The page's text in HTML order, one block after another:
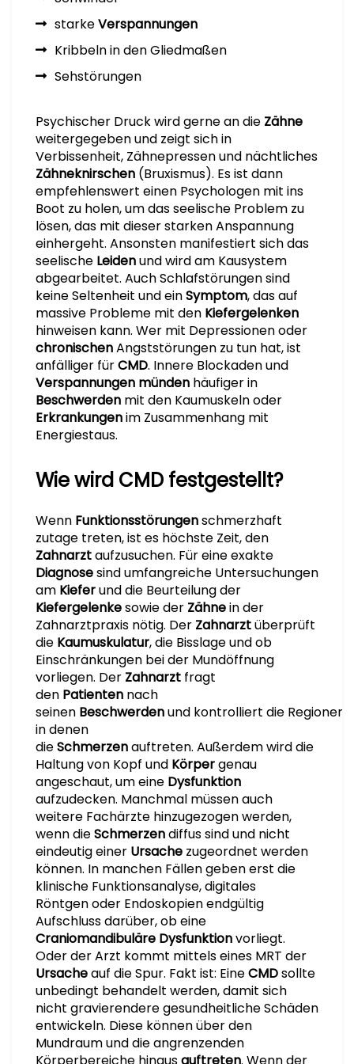
starkeVerspannungen
Kribbeln in den Gliedmaßen
Sehstörungen
Psychischer Druck wird gerne an die Zähne
weitergegeben und zeigt sich in
Verbissenheit, Zähnepressen und nächtliches
Zähneknirschen (Bruxismus). Es ist dann
empfehlenswert einen Psychologen mit ins
Boot zu holen, um das seelische Problem zu
lösen, das mit dieser starken Anspannung
einhergeht. Ansonsten manifestiert sich das
seelische Leidenund wird am Kausystem
abgearbeitet. Auch Schlafstörungen sind
keine Seltenheit und einSymptom, das auf
massive Probleme mit den Kiefergelenken
hinweisen kann. Wer mit Depressionen oder
chronischenAngststörungen zu tun hat, ist
anfälliger fürCMD. Innere Blockaden und
Verspannungen münden häufiger in
Beschwerden mit den Kaumuskeln oder
Erkrankungenim Zusammenhang mit
Energiestaus.
Wie wird CMD festgestellt?
Wenn Funktionsstörungenschmerzhaft
zutage treten, ist es höchste Zeit, den
Zahnarztaufzusuchen. Für eine exakte
Diagnosesind umfangreiche Untersuchungen
am Kieferund die Beurteilung der
Kiefergelenkesowie der Zähnein der
Zahnarztpraxis nötig. Der Zahnarztüberprüft
die Kaumuskulatur, die Bisslage und ob
Einschränkungen bei der Mundöffnung
vorliegen. Der Zahnarzt fragt
den Patienten nach
seinen Beschwerdenund kontrolliert die Regionen,
in denen
dieSchmerzenauftreten. Außerdem wird die
Haltung von Kopf und Körpergenau
angeschaut, um eine Dysfunktion
aufzudecken. Manchmal müssen auch
weitere Fachärzte hinzugezogen werden,
wenn dieSchmerzendiffus sind und nicht
eindeutig einer Ursache zugeordnet werden
können. In manchen Fällen geben erst die
klinische Funktionsanalyse, digitales
Röntgen oder Endoskopien endgültig
Aufschluss darüber, ob eine
Craniomandibuläre Dysfunktionvorliegt.
Oder der Arzt kommt mittels eines MRT der
Ursacheauf die Spur. Fakt ist: EineCMDsollte
unbedingt behandelt werden, damit sich
nicht gravierendere gesundheitliche Schäden
entwickeln. Diese können über den
Mundraum und die angrenzenden